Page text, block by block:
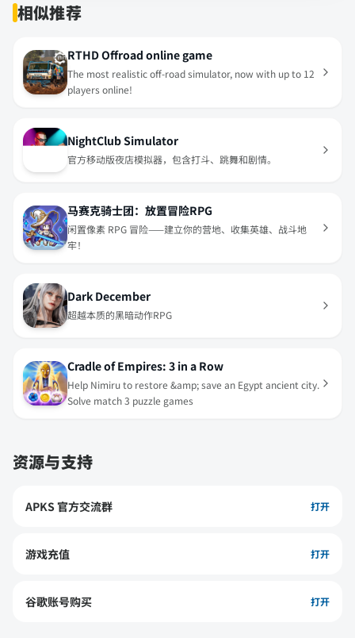
相似推荐
RTHD Offroad online game
The most realistic off-road simulator, now with up to 12
players online!
NightClub Simulator
官方移动版夜店模拟器，包含打斗、跳舞和剧情。
马赛克骑士团：放置冒险RPG
闲置像素 RPG 冒险——建立你的营地、收集英雄、战斗地
牢！
Dark December
超越本质的黑暗动作RPG
Cradle of Empires: 3 in a Row
Help Nimiru to restore &amp; save an Egypt ancient city.
Solve match 3 puzzle games
资源与支持
APKS 官方交流群 打开
游戏充值 打开
谷歌账号购买 打开